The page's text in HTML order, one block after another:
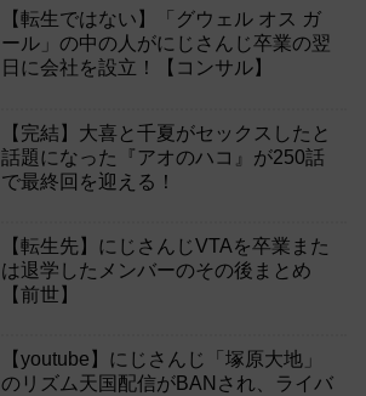
【転生ではない】「グウェル オス ガ
ール」の中の人がにじさんじ卒業の翌
日に会社を設立！【コンサル】
【完結】大喜と千夏がセックスしたと
話題になった『アオのハコ』が250話
で最終回を迎える！
【転生先】にじさんじVTAを卒業また
は退学したメンバーのその後まとめ
【前世】
【youtube】にじさんじ「塚原大地」
のリズム天国配信がBANされ、ライバ